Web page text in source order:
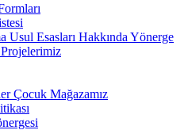
Usul Esasları Hakkında Yönerge
Çocuk Mağazamız